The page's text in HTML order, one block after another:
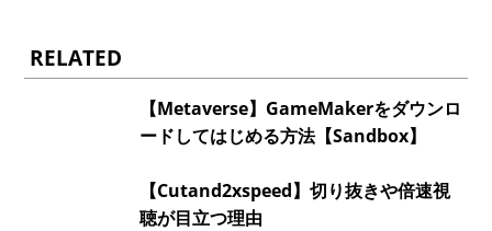
RELATED
【Metaverse】GameMakerをダウンロ
ードしてはじめる方法【Sandbox】
【Cutand2xspeed】切り抜きや倍速視
聴が目立つ理由